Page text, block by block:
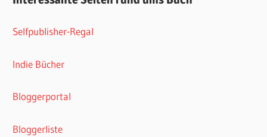
Selfpublisher-Regal
Indie Bücher
Bloggerportal
Bloggerliste